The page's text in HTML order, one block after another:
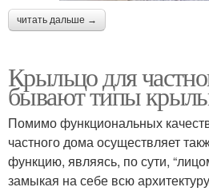
читать дальше →
Крыльцо для
бывают типы
Помимо функциональных
частного дома осуществляет
функцию, являясь, по сути,
замыкая на себе всю